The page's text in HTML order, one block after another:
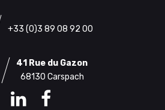
+33 (0)3 89 08 92 00
41 Rue du Gazon
68130 Carspach